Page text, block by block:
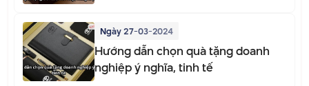
Ngày 27-03-2024
Hướng dẫn chọn quà tặng doanh
nghiệp ý nghĩa, tinh tế